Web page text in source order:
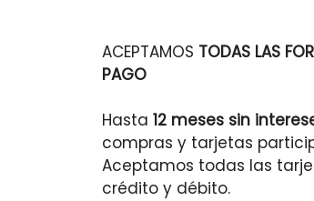
ACEPTAMOS TODAS LAS
PAGO
Hasta 12 meses sin
compras y tarjetas
Aceptamos todas las
crédito y débito.